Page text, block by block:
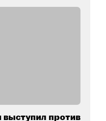
против